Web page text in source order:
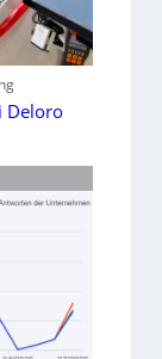
Deloro